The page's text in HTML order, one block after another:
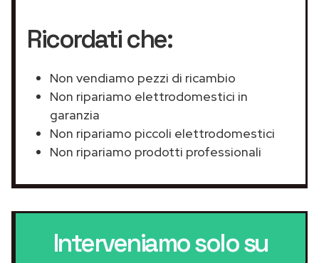
Ricordati che:
Non vendiamo pezzi di ricambio
Non ripariamo elettrodomestici in
garanzia
Non ripariamo piccoli elettrodomestici
Non ripariamo prodotti professionali
Interveniamo solo su